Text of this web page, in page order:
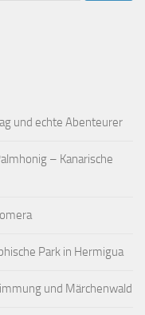
und echte Abenteurer
– Kanarische
Park in Hermigua
und Märchenwald